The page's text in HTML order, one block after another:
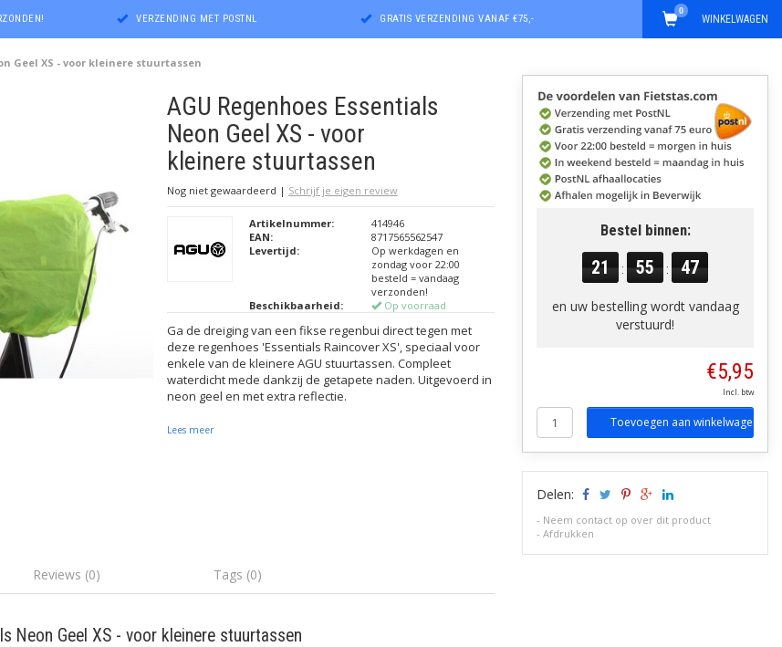
VERZENDING MET POSTNL GRATIS VERZENDING VANAF €75,- WINKELWAGEN
0
Geel XS - voor kleinere stuurtassen
AGU Regenhoes Essentials
Neon Geel XS - voor
kleinere stuurtassen
Nog niet gewaardeerd | Schrijf je eigen review
Artikelnummer:
414946
EAN:
8717565562547
Levertijd:
Op werkdagen en
zondag voor 22:00
besteld = vandaag
verzonden!
Beschikbaarheid:
Op voorraad
Ga de dreiging van een fikse regenbui direct tegen met
deze regenhoes 'Essentials Raincover XS', speciaal voor
enkele van de kleinere AGU stuurtassen. Compleet
waterdicht mede dankzij de getapete naden. Uitgevoerd in
neon geel en met extra reflectie.
Lees meer
Reviews (0) Tags (0)
Neon Geel XS - voor kleinere stuurtassen
Bestel binnen:
21 : 55 : 46
en uw bestelling wordt vandaag
verstuurd!
€5,95
Incl. btw
Toevoegen aan winkelwagen
Delen:
- Neem contact op over dit product
-Afdrukken